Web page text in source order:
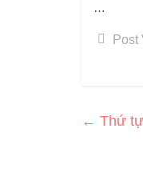
…
Post
← Thứ